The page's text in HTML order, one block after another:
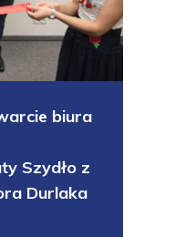
biura
Szydło z
Durlaka